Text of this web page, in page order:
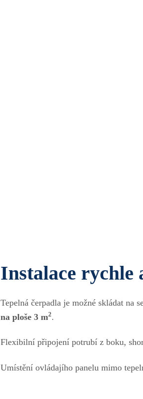
Instalace rychle
Tepelná čerpadla je možné skládat na
na ploše 3 m2.
Flexibilní připojení potrubí z boku,
Umístění ovládajího panelu mimo